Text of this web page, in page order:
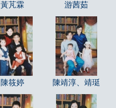
黃芃霖 游茜茹
陳筱婷 陳靖淳、靖珽